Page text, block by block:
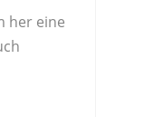
her eine